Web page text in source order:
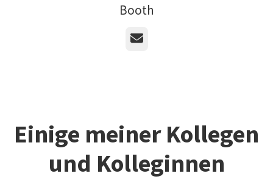
Booth
E-Mail
Einige meiner Kollegen
und Kolleginnen